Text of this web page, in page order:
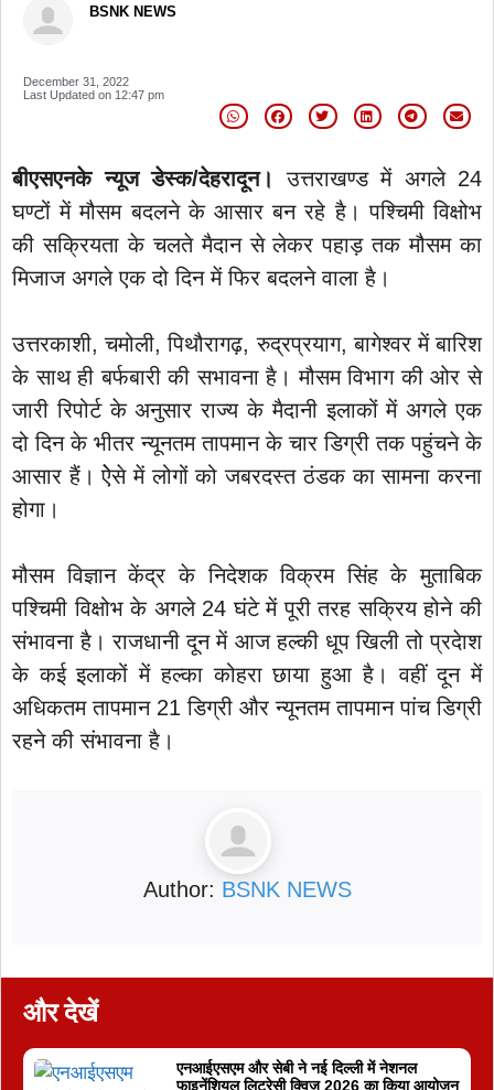
BSNK NEWS
December 31, 2022
Last Updated on 12:47 pm
बीएसएनके न्यूज डेस्क/देहरादून।
उत्तराखण्ड में अगले 24
घण्टों में मौसम बदलने के आसार बन रहे है। पश्चिमी विक्षोभ
की सक्रियता के चलते मैदान से लेकर पहाड़ तक मौसम का
मिजाज अगले एक दो दिन में फिर बदलने वाला है।
उत्तरकाशी, चमोली, पिथौरागढ़, रुद्रप्रयाग, बागेश्वर में बारिश
के साथ ही बर्फबारी की सभावना है। मौसम विभाग की ओर से
जारी रिपोर्ट के अनुसार राज्य के मैदानी इलाकों में अगले एक
दो दिन के भीतर न्यूनतम तापमान के चार डिग्री तक पहुंचने के
आसार हैं। ऐेसे में लोगों को जबरदस्त ठंडक का सामना करना
होगा।
मौसम विज्ञान केंद्र के निदेशक विक्रम सिंह के मुताबिक
पश्चिमी विक्षोभ के अगले 24 घंटे में पूरी तरह सक्रिय होने की
संभावना है। राजधानी दून में आज हल्की धूप खिली तो प्रदेाश
के कई इलाकों में हल्का कोहरा छाया हुआ है। वहीं दून में
अधिकतम तापमान 21 डिग्री और न्यूनतम तापमान पांच डिग्री
रहने की संभावना है।
Author: BSNK NEWS
और देखें
एनआईएसएम और सेबी ने नई दिल्ली में नेशनल
फाइनेंशियल लिटरेसी क्विज़ 2026 का किया आयोजन